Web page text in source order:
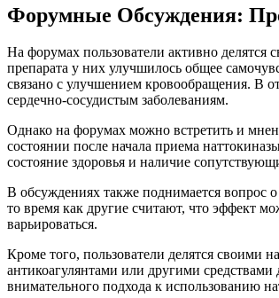
Форумные Обсуждения:
На форумах пользователи активно
препарата у них улучшилось общее
связано с улучшением кровообращения. В
сердечно-сосудистым заболеваниям.
Однако на форумах можно встретить и
состоянии после начала приема
состояние здоровья и наличие
В обсуждениях также поднимается вопрос
то время как другие считают, что эффект
варьироваться.
Кроме того, пользователи делятся своими
антикоагулянтами или другими
внимательного подхода к использованию